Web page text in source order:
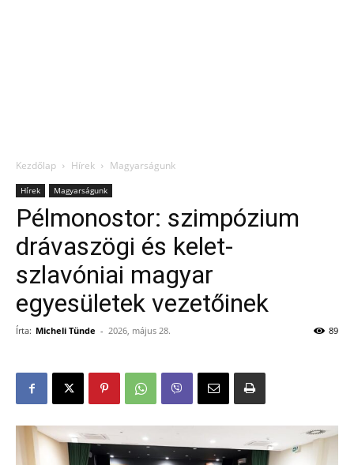
Kezdőlap Hírek Magyarságunk
Hírek Magyarságunk
Pélmonostor: szimpózium
drávaszögi és kelet-
szlavóniai magyar
egyesületek vezetőinek
Írta: Micheli Tünde - 2026, május 28. 89